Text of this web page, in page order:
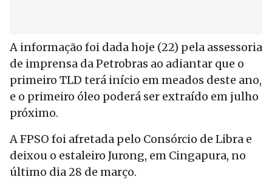
A informação foi dada hoje (22) pela assessoria
de imprensa da Petrobras ao adiantar que o
primeiro TLD terá início em meados deste ano,
e o primeiro óleo poderá ser extraído em julho
próximo.
A FPSO foi afretada pelo Consórcio de Libra e
deixou o estaleiro Jurong, em Cingapura, no
último dia 28 de março.